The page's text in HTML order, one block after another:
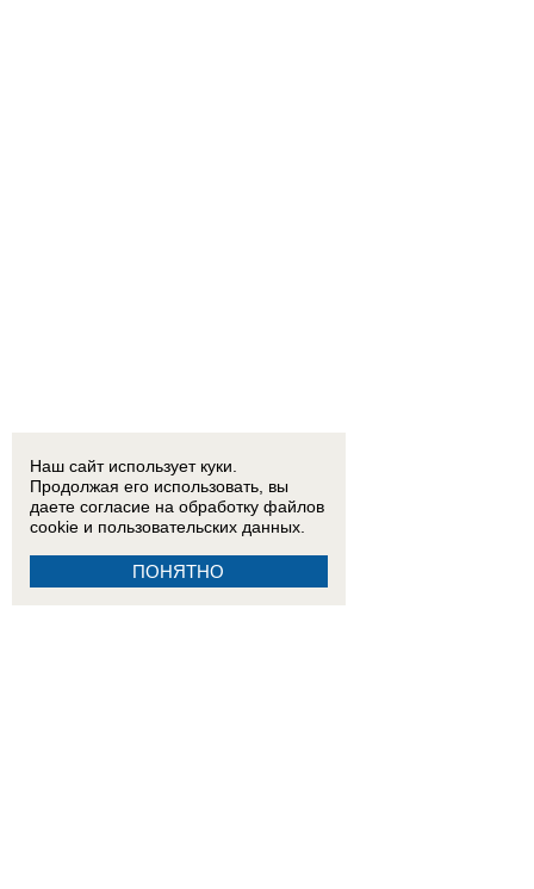
Наш сайт использует куки.
Продолжая его использовать, вы
даете согласие на обработку файлов
cookie и пользовательских данных.
ПОНЯТНО